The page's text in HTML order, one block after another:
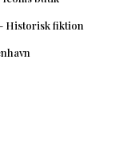
Historisk fiktion